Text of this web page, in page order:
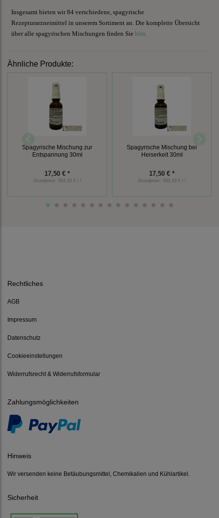
Insgesamt bieten wir 84 verschiedene, spagyrische
Rezepturarzneimittel in unserem Sortiment an. Die komplette Übersicht
über alle spagyrischen Mischungen finden Sie hier.
Ähnliche Produkte:
Spagyrische Mischung zur
Entspannung 30ml
17,50 € *
Grundpreis: 583,33 € / l
Spagyrische Mischung bei
Heiserkeit 30ml
17,50 € *
Grundpreis: 583,33 € / l
Rechtliches
AGB
Impressum
Datenschutz
Cookieeinstellungen
Widerrufsrecht & Widerrufsformular
Zahlungsmöglichkeiten
Hinweis
Wir versenden keine Betäubungsmittel, Chemikalien und Kühlartikel.
Sicherheit